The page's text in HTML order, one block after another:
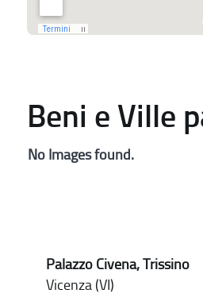
Beni e Ville
No Images found.
Palazzo Civena, Trissino
Vicenza (VI)